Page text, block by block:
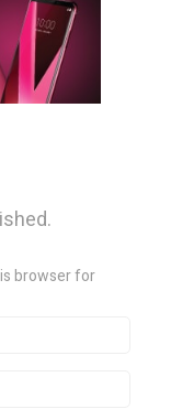
browser for